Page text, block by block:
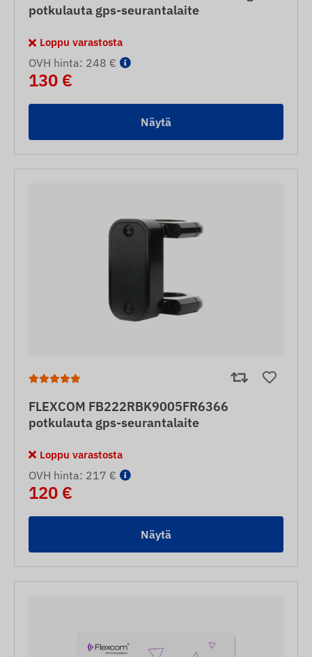
potkulauta gps-seurantalaite
Loppu varastosta
OVH hinta: 248 €
130 €
Näytä
FLEXCOM FB222RBK9005FR6366
potkulauta gps-seurantalaite
Loppu varastosta
OVH hinta: 217 €
120 €
Näytä